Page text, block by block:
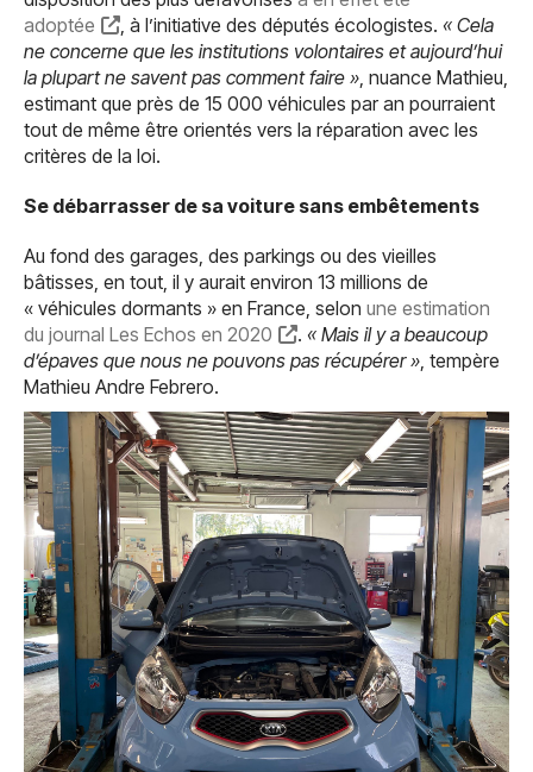
adoptée
, à l’initiative des députés écologistes. « Cela
ne concerne que les institutions volontaires et aujourd’hui
la plupart ne savent pas comment faire » , nuance Mathieu,
estimant que près de 15 000 véhicules par an pourraient
tout de même être orientés vers la réparation avec les
critères de la loi.
Se débarrasser de sa voiture sans embêtements
Au fond des garages, des parkings ou des vieilles
bâtisses, en tout, il y aurait environ 13 millions de
« véhicules dormants » en France, selon une estimation
du journal Les Echos en 2020
. « Mais il y a beaucoup
d’épaves que nous ne pouvons pas récupérer » , tempère
Mathieu Andre Febrero.